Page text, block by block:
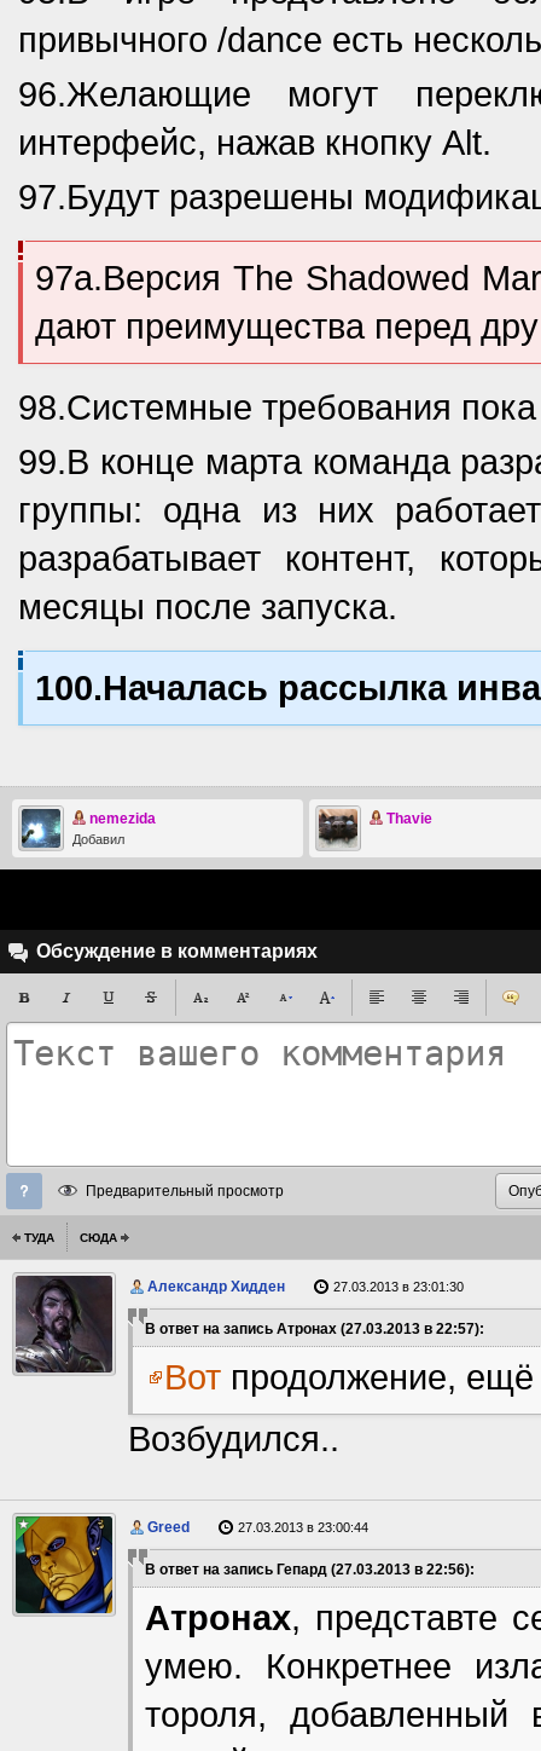
привычного /dance есть
96.Желающие могут
интерфейс, нажав кнопку Alt.
97.Будут разрешены
97а.Вeрсия The Shadowed
дают преимущества перед
98.Системные требования
99.В конце марта команда
группы: одна из них
разрабатывает контент,
месяцы после запуска.
100.Началась рассылка
nemezida
Добавил
Thavie
Обсуждение в комментариях
Предварительный просмотр
ТУДА СЮДА
Александр Хидден 27.03.2013 в 23:01:30
В ответ на запись Атронах (27.03.2013 в 22:57):
Вот продолжение,
Возбудился..
Greed 27.03.2013 в 23:00:44
В ответ на запись Гепард (27.03.2013 в 22:56):
Атронах, представте
умею. Конкретнее
тороля, добавленный